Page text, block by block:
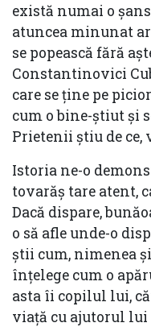
există numai o
atuncea minunat
se popească fără
Constantinovici
care se ține pe
cum o bine-știut și
Prietenii știu de ce,
Istoria ne-o
tovarăș tare atent,
Dacă dispare,
o să afle unde-o
știi cum, nimenea
înțelege cum o
asta îi copilul lui,
viață cu ajutorul